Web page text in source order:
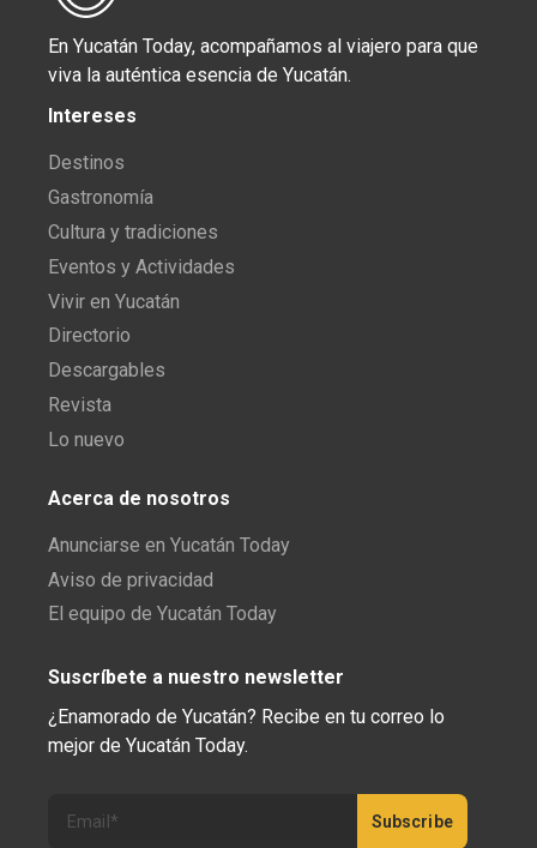
En Yucatán Today, acompañamos al viajero para que
viva la auténtica esencia de Yucatán.
Intereses
Destinos
Gastronomía
Cultura y tradiciones
Eventos y Actividades
Vivir en Yucatán
Directorio
Descargables
Revista
Lo nuevo
Acerca de nosotros
Anunciarse en Yucatán Today
Aviso de privacidad
El equipo de Yucatán Today
Suscríbete a nuestro newsletter
¿Enamorado de Yucatán? Recibe en tu correo lo
mejor de Yucatán Today.